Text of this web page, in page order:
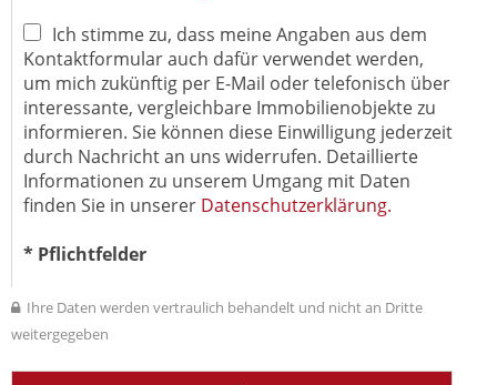
Ich stimme zu, dass meine Angaben aus dem
Kontaktformular auch dafür verwendet werden,
um mich zukünftig per E-Mail oder telefonisch über
interessante, vergleichbare Immobilienobjekte zu
informieren. Sie können diese Einwilligung jederzeit
durch Nachricht an uns widerrufen. Detaillierte
Informationen zu unserem Umgang mit Daten
finden Sie in unserer Datenschutzerklärung.
* Pflichtfelder
Ihre Daten werden vertraulich behandelt und nicht an Dritte
weitergegeben